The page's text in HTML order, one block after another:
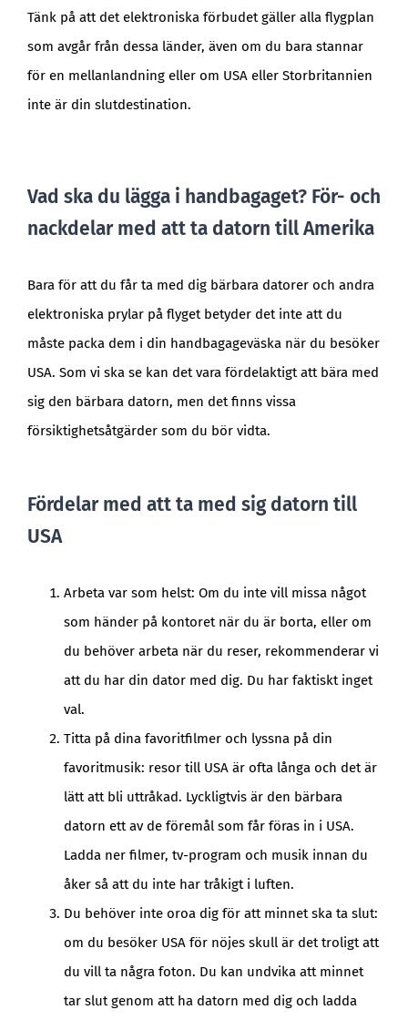
Tänk på att det elektroniska förbudet gäller alla flygplan
som avgår från dessa länder, även om du bara stannar
för en mellanlandning eller om USA eller Storbritannien
inte är din slutdestination.
Vad ska du lägga i handbagaget? För- och
nackdelar med att ta datorn till Amerika
Bara för att du får ta med dig bärbara datorer och andra
elektroniska prylar på flyget betyder det inte att du
måste packa dem i din handbagageväska när du besöker
USA. Som vi ska se kan det vara fördelaktigt att bära med
sig den bärbara datorn, men det finns vissa
försiktighetsåtgärder som du bör vidta.
Fördelar med att ta med sig datorn till
USA
Arbeta var som helst: Om du inte vill missa något
som händer på kontoret när du är borta, eller om
du behöver arbeta när du reser, rekommenderar vi
att du har din dator med dig. Du har faktiskt inget
val.
Titta på dina favoritfilmer och lyssna på din
favoritmusik: resor till USA är ofta långa och det är
lätt att bli uttråkad. Lyckligtvis är den bärbara
datorn ett av de föremål som får föras in i USA.
Ladda ner filmer, tv-program och musik innan du
åker så att du inte har tråkigt i luften.
Du behöver inte oroa dig för att minnet ska ta slut:
om du besöker USA för nöjes skull är det troligt att
du vill ta några foton. Du kan undvika att minnet
tar slut genom att ha datorn med dig och ladda